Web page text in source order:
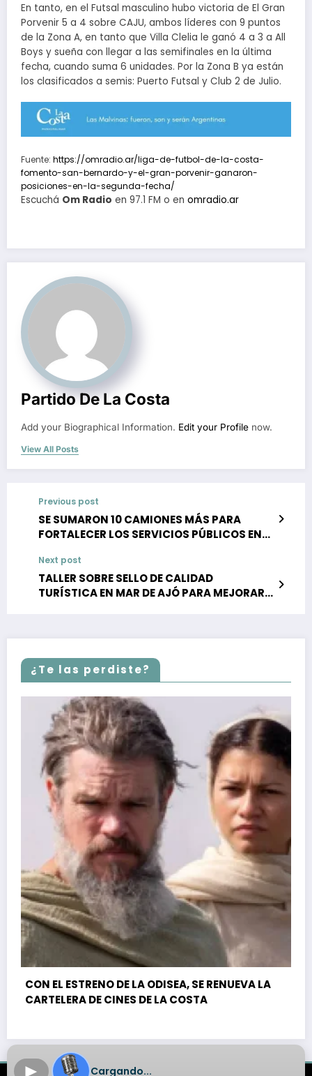
En tanto, en el Futsal masculino hubo victoria de El Gran
Porvenir 5 a 4 sobre CAJU, ambos líderes con 9 puntos
de la Zona A, en tanto que Villa Clelia le ganó 4 a 3 a All
Boys y sueña con llegar a las semifinales en la última
fecha, cuando suma 6 unidades. Por la Zona B ya están
los clasificados a semis: Puerto Futsal y Club 2 de Julio.
Fuente: https://omradio.ar/liga-de-futbol-de-la-costa-
fomento-san-bernardo-y-el-gran-porvenir-ganaron-
posiciones-en-la-segunda-fecha/
Escuchá Om Radio en 97.1 FM o en omradio.ar
Partido De La Costa
Add your Biographical Information. Edit your Profile now.
View All Posts
Previous post
SE SUMARON 10 CAMIONES MÁS PARA
FORTALECER LOS SERVICIOS PÚBLICOS EN
Next post
TALLER SOBRE SELLO DE CALIDAD
TURÍSTICA EN MAR DE AJÓ PARA MEJORAR
¿Te las perdiste?
LA
MÁS DE 450 DOCENTES PARTICIPARON
JORNADA EN DEFENSA DEL TERRITORIO
Cargando...